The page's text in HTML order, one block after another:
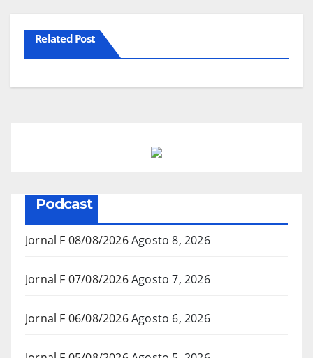
Related Post
Podcast
Jornal F 08/08/2026Agosto 8, 2026
Jornal F 07/08/2026Agosto 7, 2026
Jornal F 06/08/2026Agosto 6, 2026